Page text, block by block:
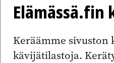
Keräämme sivuston
kävijätilastoja.